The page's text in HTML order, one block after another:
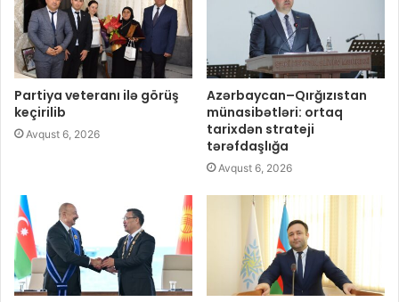
Partiya veteranı ilə görüş
keçirilib
Avqust 6, 2026
Azərbaycan–Qırğızıstan
münasibətləri: ortaq
tarixdən strateji
tərəfdaşlığa
Avqust 6, 2026